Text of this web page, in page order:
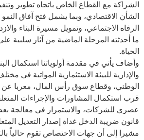
الشراكة مع القطاع الخاص باتجاه تطوير
الشأن الاقتصادي، وبما يشمل فتح آفاق
الرفاه الاجتماعي، وتمويل مسيرة البناء
ما أحدثته المرحلة الماضية من آثار سلبية
الحياة.
وأضاف يأتي في مقدمة أولوياتنا استكمال
والإدارية للبيئة الاستثمارية المواتية في
الوطني، وقطاع سوق رأس المال، معربا
قرب استكمال المشاورات والإجراءات
عصري للشركات، والاستمرار في معالجة
قانون ضريبة الدخل غداة إصدار التعديل
مشيرا إلى أن جهات الاختصاص تقوم حالياً